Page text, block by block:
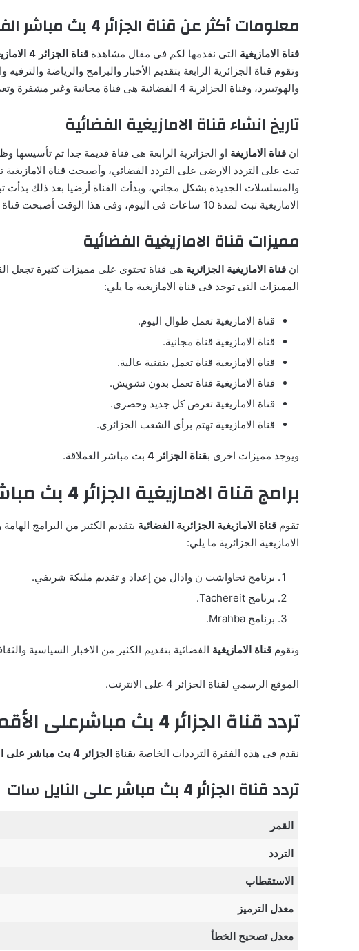
معلومات أكثر عن قناة الجزائر 4 بث مباشر الفضائية
قناة الامازيغية التى نقدمها لكم فى مقال مشاهدة قناة الجزائر 4 الامازيغية
وتقوم قناة الجزائرية الرابعة بتقديم الأخبار والبرامج والرياضة
والهوتبيرد، وقناة الجزائرية 4 الفضائية هى قناة مجانية وغير مشفرة وتعمل بشكل حصرى، وتعمل على طلب الجمهور.
تاريخ انشاء قناة الامازيغية الفضائية
ان قناة الامازيغة
تبث على التردد الارضى على التردد الفضائي، وأصبحت قناة الامازيغية
الامازيغية تبث لمدة 10 ساعات فى اليوم، وفى هذا الوقت أصبحت قناة الامازيغية الجزائرية تبث طوال اليوم باستمرار.
مميزات قناة الامازيغية الفضائية
ان قناة الامازيغية الجزائرية هى قناة تحتوى على مميزات كثيرة تجعل
المميزات التى توجد فى قناة الامازيغية ما يلي:
قناة الامازيغية تعمل طوال اليوم.
قناة الامازيغية قناة مجانية.
قناة الامازيغية قناة تعمل بتقنية عالية.
قناة الامازيغية قناة تعمل بدون تشويش.
قناة الامازيغية تعرض كل جديد وحصرى.
قناة الامازيغية تهتم برأى الشعب الجزائرى.
ويوجد مميزات اخرى بقناة الجزائر 4 بث مباشر العملاقة.
برامج قناة الامازيغية الجزائر 4 بث مباشر
تقوم قناة الامازيغية الجزائرية الفضائية بتقديم الكثير من البرامج
الامازيغية الجزائرية ما يلي:
برنامج ثحاواشت ن وادال من إعداد و تقديم مليكة شريفي.
برنامج Tachereit.
برنامج Mrahba.
وتقوم قناة الامازيغية الفضائية بتقديم الكثير من الاخبار السياسية
الموقع الرسمي لقناة الجزائر 4 على الانترنت.
تردد قناة الجزائر 4 بث مباشرعلى الأقمار الصناعية
نقدم فى هذه الفقرة الترددات الخاصة بقناة الجزائر 4 بث مباشر على النايل سات
تردد قناة الجزائر 4 بث مباشر على النايل سات
القمر
التردد
الاستقطاب
معدل الترميز
معدل تصحيح الخطأ